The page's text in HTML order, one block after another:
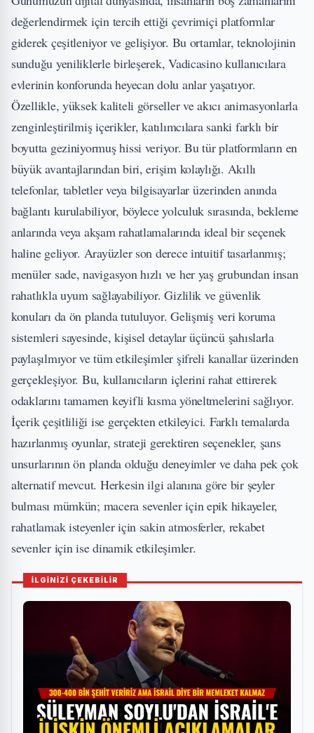
değerlendirmek için tercih ettiği çevrimiçi platformlar
giderek çeşitleniyor ve gelişiyor. Bu ortamlar, teknolojinin
sunduğu yeniliklerle birleşerek,Vadicasinokullanıcılara
evlerinin konforunda heyecan dolu anlar yaşatıyor.
Özellikle, yüksek kaliteli görseller ve akıcı animasyonlarla
zenginleştirilmiş içerikler, katılımcılara sanki farklı bir
boyutta geziniyormuş hissi veriyor. Bu tür platformların en
büyük avantajlarından biri, erişim kolaylığı. Akıllı
telefonlar, tabletler veya bilgisayarlar üzerinden anında
bağlantı kurulabiliyor, böylece yolculuk sırasında, bekleme
anlarında veya akşam rahatlamalarında ideal bir seçenek
haline geliyor. Arayüzler son derece intuitif tasarlanmış;
menüler sade, navigasyon hızlı ve her yaş grubundan insan
rahatlıkla uyum sağlayabiliyor. Gizlilik ve güvenlik
konuları da ön planda tutuluyor. Gelişmiş veri koruma
sistemleri sayesinde, kişisel detaylar üçüncü şahıslarla
paylaşılmıyor ve tüm etkileşimler şifreli kanallar üzerinden
gerçekleşiyor. Bu, kullanıcıların içlerini rahat ettirerek
odaklarını tamamen keyifli kısma yöneltmelerini sağlıyor.
İçerik çeşitliliği ise gerçekten etkileyici. Farklı temalarda
hazırlanmış oyunlar, strateji gerektiren seçenekler, şans
unsurlarının ön planda olduğu deneyimler ve daha pek çok
alternatif mevcut. Herkesin ilgi alanına göre bir şeyler
bulması mümkün; macera sevenler için epik hikayeler,
rahatlamak isteyenler için sakin atmosferler, rekabet
sevenler için ise dinamik etkileşimler.
İLGİNİZİ ÇEKEBİLİR